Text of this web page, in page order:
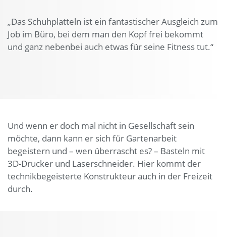
„Das Schuhplatteln ist ein fantastischer Ausgleich zum
Job im Büro, bei dem man den Kopf frei bekommt
und ganz nebenbei auch etwas für seine Fitness tut.“
Und wenn er doch mal nicht in Gesellschaft sein
möchte, dann kann er sich für Gartenarbeit
begeistern und – wen überrascht es? – Basteln mit
3D-Drucker und Laserschneider. Hier kommt der
technikbegeisterte Konstrukteur auch in der Freizeit
durch.